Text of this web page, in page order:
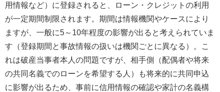
用情報など）に登録されると、ローン・クレジットの利用
が一定期間制限されます。期間は情報機関やケースにより
ますが、一般に5～10年程度の影響が出ると考えられていま
す（登録期間と事故情報の扱いは機関ごとに異なる）。こ
れは破産当事者本人の問題ですが、相手側（配偶者や将来
の共同名義でのローンを希望する人）も将来的に共同申込
に影響が出るため、事前に信用情報の確認や家計の名義構